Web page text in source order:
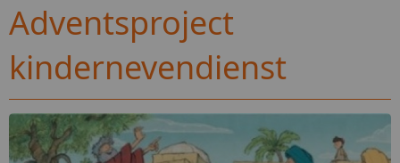
Adventsproject
kindernevendienst